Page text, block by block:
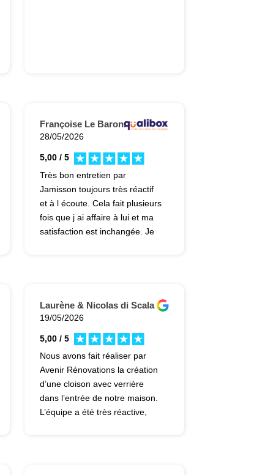
Françoise Le Baron.
28/05/2026
5,00 / 5
Très bon entretien par
Jamisson toujours très réactif
et à l écoute. Cela fait plusieurs
fois que j ai affaire à lui et ma
satisfaction est inchangée. Je
Laurène & Nicolas di Scala
19/05/2026
5,00 / 5
Nous avons fait réaliser par
Avenir Rénovations la création
d’une cloison avec verrière
dans l’entrée de notre maison.
L’équipe a été très réactive,